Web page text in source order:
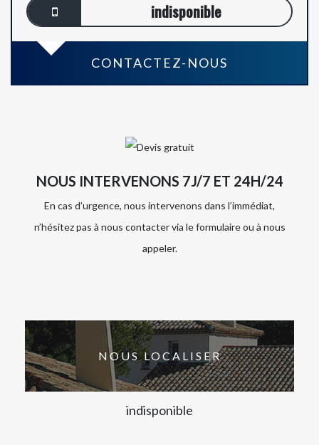
indisponible
CONTACTEZ-NOUS
NOUS INTERVENONS 7J/7 ET 24H/24
En cas d’urgence, nous intervenons dans l’immédiat,
n’hésitez pas à nous contacter via le formulaire ou à nous
appeler.
NOUS LOCALISER
indisponible